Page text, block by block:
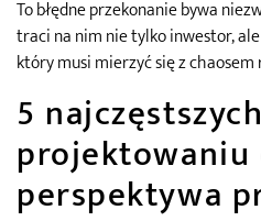
To błędne przekonanie bywa
traci na nim nie tylko inwestor,
który musi mierzyć się z
5
projektowaniu
perspektywa